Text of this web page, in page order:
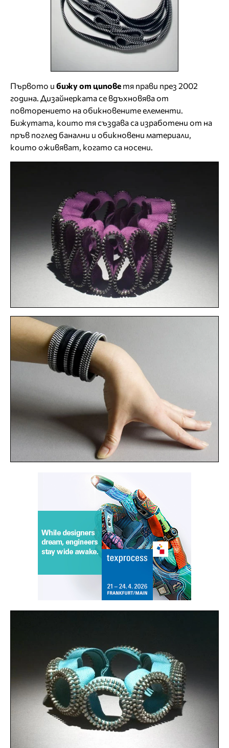
Първото и бижу от ципове тя прави през 2002
година. Дизайнерката се вдъхновява от
повторението на обикновените елементи.
Бижутата, които тя създава са изработени от на
пръв поглед банални и обикновени материали,
които оживяват, когато са носени.